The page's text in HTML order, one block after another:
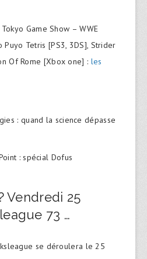
Game Show – WWE
Puyo Tetris [PS3, 3DS], Strider
Of Rome [Xbox one] : les
: quand la science dépasse
: spécial Dofus
Vendredi 25
73 …
se déroulera le 25